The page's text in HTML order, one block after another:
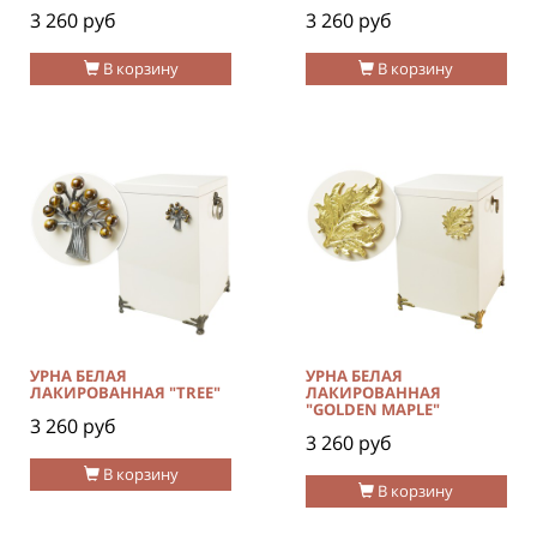
В корзину
3 260 руб
В корзину
3 260 руб
В корзину
УРНА БЕЛАЯ
ЛАКИРОВАННАЯ "TREE"
3 260 руб
В корзину
УРНА БЕЛАЯ
ЛАКИРОВАННАЯ
"GOLDEN MAPLE"
3 260 руб